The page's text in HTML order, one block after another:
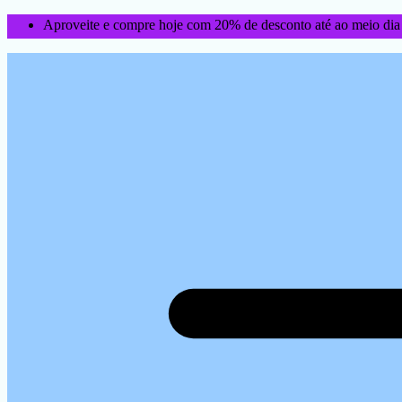
Aproveite e compre hoje com 20% de desconto até ao meio